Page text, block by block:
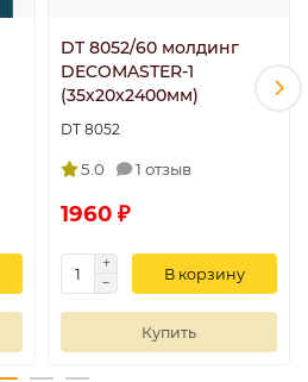
DT 8052/60 молдинг
DECOMASTER-1
(35х20x2400мм)
DT 8052
5.0 1 отзыв
1960 ₽
В корзину
Купить